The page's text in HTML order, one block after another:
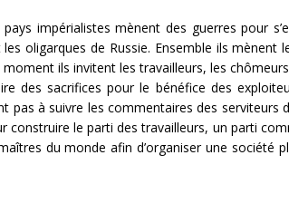
pays impérialistes mènent des guerres pour
oligarques de Russie. Ensemble ils mènent
moment ils invitent les travailleurs, les
des sacrifices pour le bénéfice des
pas à suivre les commentaires des serviteurs
construire le parti des travailleurs, un parti
du monde afin d’organiser une société